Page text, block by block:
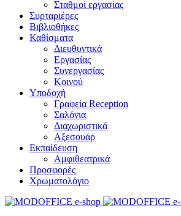
Σταθμοί εργασίας
Συρταριέρες
Βιβλιοθήκες
Καθίσματα
Διευθυντικά
Εργασίας
Συνεργασίας
Κοινού
Υποδοχή
Γραφεία Reception
Σαλόνια
Διαχωριστικά
Αξεσουάρ
Εκπαίδευση
Αμφιθεατρικά
Προσφορές
Χρωματολόγιο